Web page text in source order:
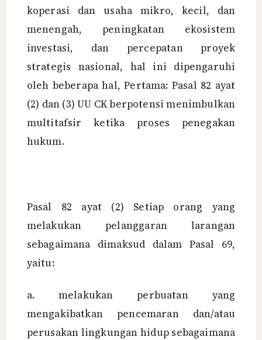
koperasi dan usaha mikro, kecil, dan
menengah, peningkatan ekosistem
investasi, dan percepatan proyek
strategis nasional, hal ini dipengaruhi
oleh beberapa hal, Pertama: Pasal 82 ayat
(2) dan (3) UU CK berpotensi menimbulkan
multitafsir ketika proses penegakan
hukum.
Pasal 82 ayat (2) Setiap orang yang
melakukan pelanggaran larangan
sebagaimana dimaksud dalam Pasal 69,
yaitu:
a. melakukan perbuatan yang
mengakibatkan pencemaran dan/atau
perusakan lingkungan hidup sebagaimana